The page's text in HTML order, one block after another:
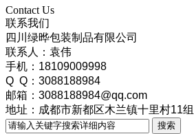
Contact Us
联系我们
四川绿晔包装制品有限公司
联系人：袁伟
手机：18109009998
Q Q：3088188984
邮箱：3088188984@qq.com
地址：成都市新都区木兰镇十里村11